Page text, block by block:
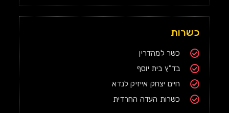
כשרות
כשר למהדרין
בד"ץ בית יוסף
חיים יצחק אייזיק לנדא
כשרות העדה החרדית